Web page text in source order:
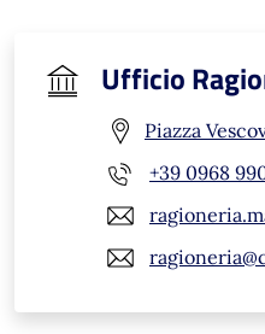
Ufficio
Piazza
+39 0968